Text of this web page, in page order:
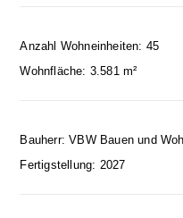
Anzahl Wohneinheiten: 45
Wohnfläche: 3.581 m²
Bauherr: VBW Bauen und
Fertigstellung: 2027